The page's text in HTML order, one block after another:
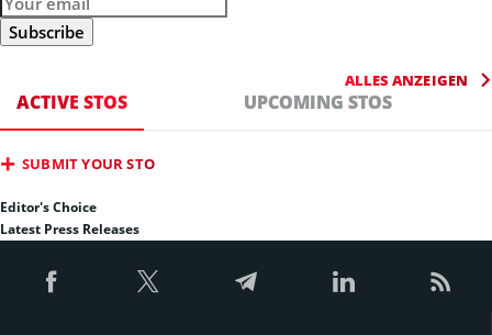
ALLES ANZEIGEN
ACTIVE STOS UPCOMING STOS
SUBMIT YOUR STO
Editor's Choice
Latest Press Releases